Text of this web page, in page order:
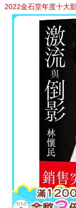
2022金石堂年度十大